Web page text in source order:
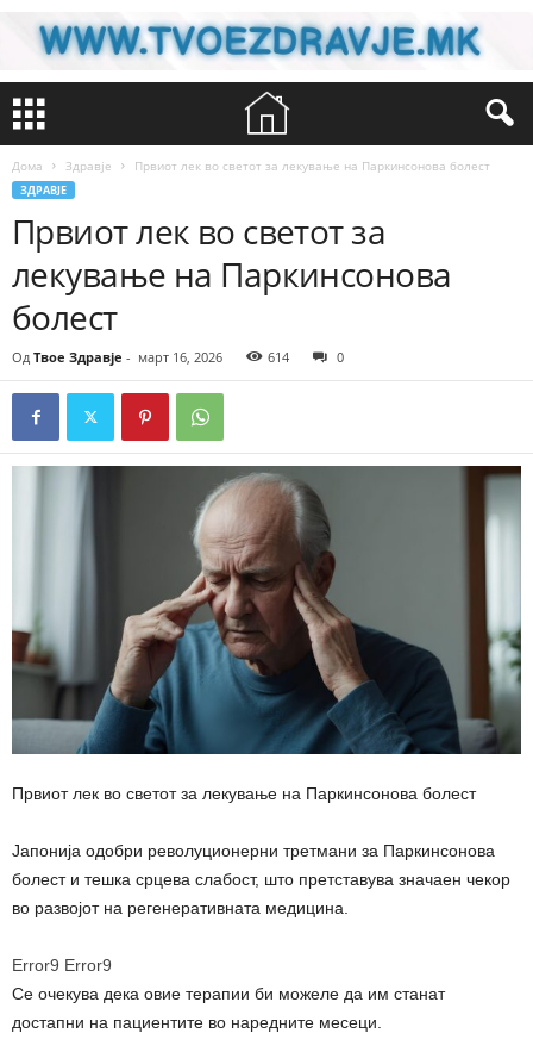
Дома Здравје Првиот лек во светот за лекување на Паркинсонова болест
ЗДРАВЈЕ
Првиот лек во светот за
лекување на Паркинсонова
болест
Од Твое Здравје - март 16, 2026 614 0
Првиот лек во светот за лекување на Паркинсонова болест
Јапонија одобри револуционерни третмани за Паркинсонова
болест и тешка срцева слабост, што претставува значаен чекор
во развојот на регенеративната медицина.
Error9 Error9
Се очекува дека овие терапии би можеле да им станат
достапни на пациентите во наредните месеци.